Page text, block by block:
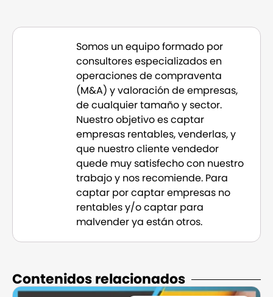
Somos un equipo formado por
consultores especializados en
operaciones de compraventa
(M&A) y valoración de empresas,
de cualquier tamaño y sector.
Nuestro objetivo es captar
empresas rentables, venderlas, y
que nuestro cliente vendedor
quede muy satisfecho con nuestro
trabajo y nos recomiende. Para
captar por captar empresas no
rentables y/o captar para
malvender ya están otros.
Contenidos relacionados​